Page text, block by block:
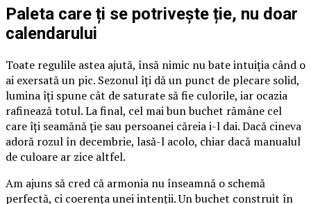
Paleta care ți se potrivește ție, nu doar
calendarului
Toate regulile astea ajută, însă nimic nu bate intuiția când o
ai exersată un pic. Sezonul îți dă un punct de plecare solid,
lumina îți spune cât de saturate să fie culorile, iar ocazia
rafinează totul. La final, cel mai bun buchet rămâne cel
care îți seamănă ție sau persoanei căreia i-l dai. Dacă cineva
adoră rozul în decembrie, lasă-l acolo, chiar dacă manualul
de culoare ar zice altfel.
Am ajuns să cred că armonia nu înseamnă o schemă
perfectă, ci coerența unei intenții. Un buchet construit în